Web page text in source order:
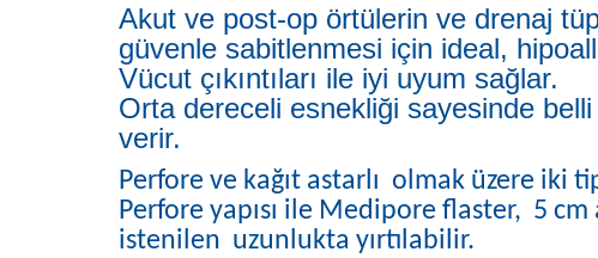
Akut ve post-op örtülerin ve drenaj
güvenle sabitlenmesi için ideal,
Vücut çıkıntıları ile iyi uyum sağlar.
Orta dereceli esnekliği sayesinde
verir.
Perfore ve kağıt astarlı olmak üzere iki
Perfore yapısı ile Medipore flaster, 5
istenilen uzunlukta yırtılabilir.